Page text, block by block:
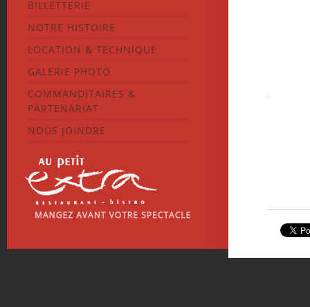
BILLETTERIE
NOTRE HISTOIRE
LOCATION & TECHNIQUE
GALERIE PHOTO
COMMANDITAIRES &
PARTENARIAT
NOUS JOINDRE